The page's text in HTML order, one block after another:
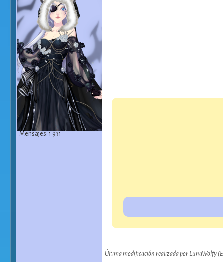
Mensajes: 1 931
Última modificación realizada por LunaWolfy